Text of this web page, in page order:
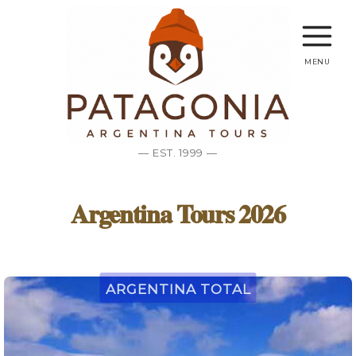
— EST. 1999 —
menu
Argentina Tours 2026
Argentina Total